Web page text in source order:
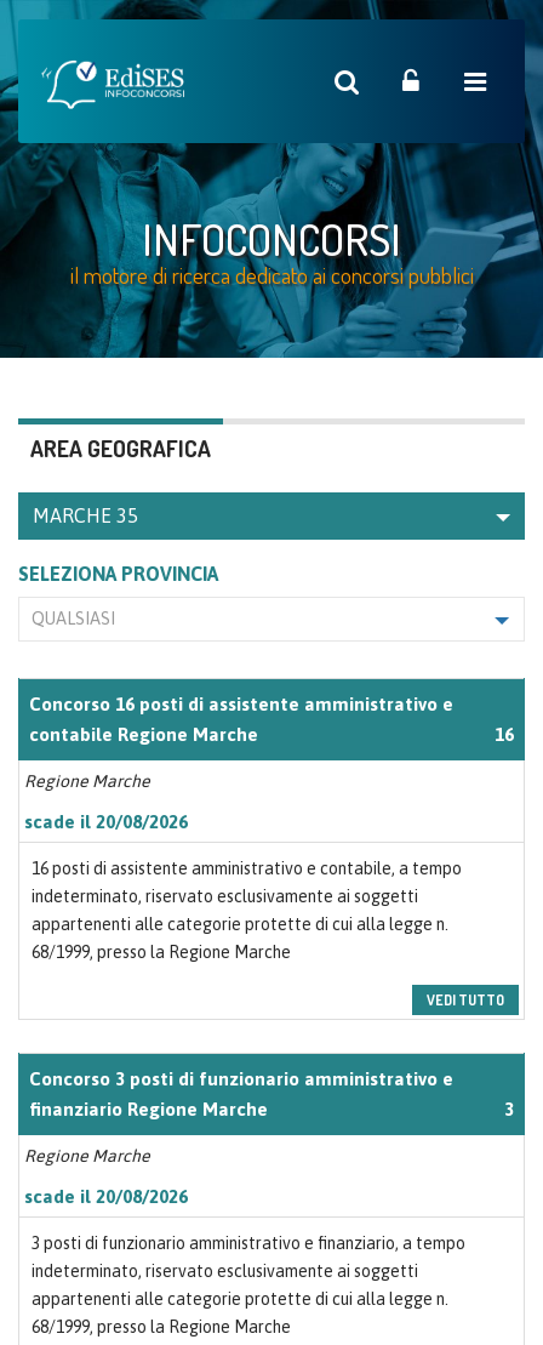
INFOCONCORSI
il motore di ricerca dedicato ai concorsi pubblici
AREA GEOGRAFICA
MARCHE 35
SELEZIONA PROVINCIA
QUALSIASI
Concorso 16 posti di assistente amministrativo e
contabile Regione Marche
16
Regione Marche
scade il 20/08/2026
16 posti di assistente amministrativo e contabile, a tempo
indeterminato, riservato esclusivamente ai soggetti
appartenenti alle categorie protette di cui alla legge n.
68/1999, presso la Regione Marche
VEDI TUTTO
Concorso 3 posti di funzionario amministrativo e
finanziario Regione Marche
3
Regione Marche
scade il 20/08/2026
3 posti di funzionario amministrativo e finanziario, a tempo
indeterminato, riservato esclusivamente ai soggetti
appartenenti alle categorie protette di cui alla legge n.
68/1999, presso la Regione Marche